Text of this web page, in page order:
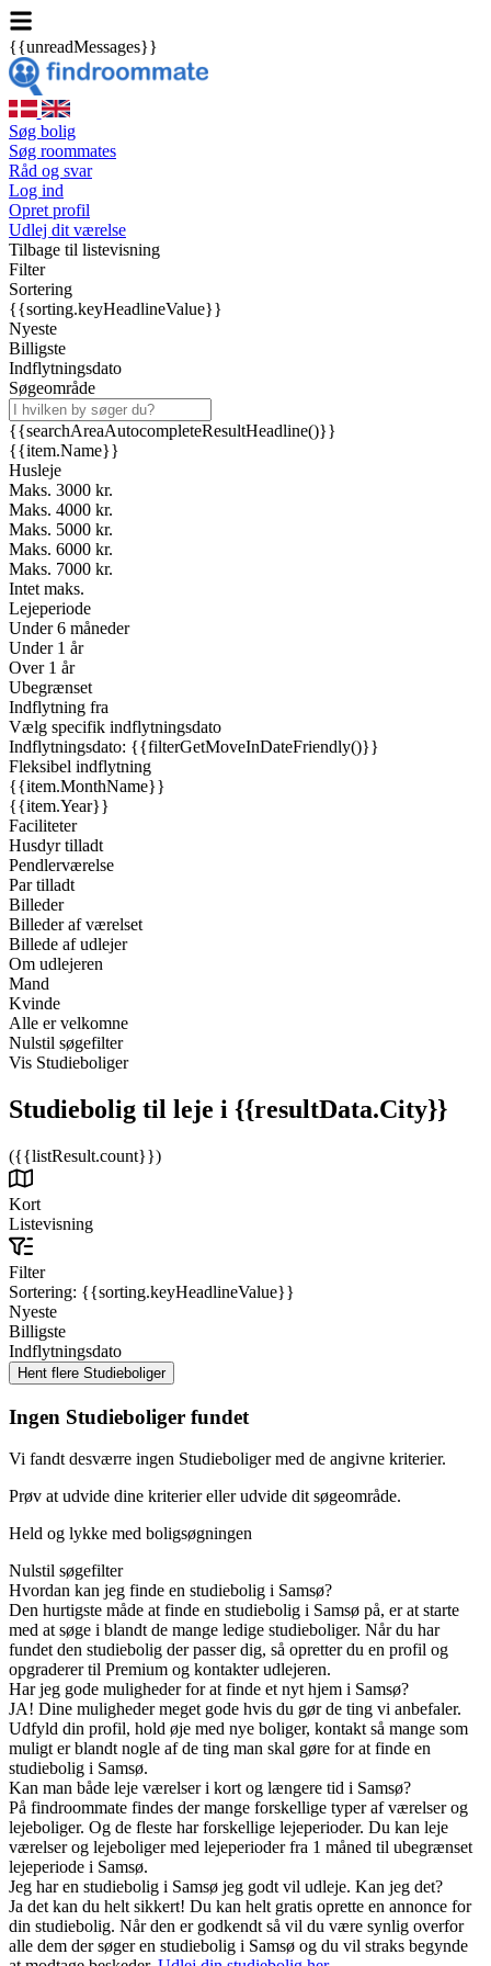
{{unreadMessages}}
Søg bolig
Søg roommates
Råd og svar
Log ind
Opret profil
Udlej dit værelse
Tilbage til listevisning
Filter
Sortering
{{sorting.keyHeadlineValue}}
Nyeste
Billigste
Indflytningsdato
Søgeområde
{{searchAreaAutocompleteResultHeadline()}}
{{item.Name}}
Husleje
Maks. 3000 kr.
Maks. 4000 kr.
Maks. 5000 kr.
Maks. 6000 kr.
Maks. 7000 kr.
Intet maks.
Lejeperiode
Under 6 måneder
Under 1 år
Over 1 år
Ubegrænset
Indflytning fra
Vælg specifik indflytningsdato
Indflytningsdato: {{filterGetMoveInDateFriendly()}}
Fleksibel indflytning
{{item.MonthName}}
{{item.Year}}
Faciliteter
Husdyr tilladt
Pendlerværelse
Par tilladt
Billeder
Billeder af værelset
Billede af udlejer
Om udlejeren
Mand
Kvinde
Alle er velkomne
Nulstil søgefilter
Vis Studieboliger
Studiebolig til leje i {{resultData.City}}
({{listResult.count}})
Kort
Listevisning
Filter
Sortering: {{sorting.keyHeadlineValue}}
Nyeste
Billigste
Indflytningsdato
Ingen Studieboliger fundet
Vi fandt desværre ingen Studieboliger med de angivne kriterier.
Prøv at udvide dine kriterier eller udvide dit søgeområde.
Held og lykke med boligsøgningen
Nulstil søgefilter
Hvordan kan jeg finde en studiebolig i Samsø?
Den hurtigste måde at finde en studiebolig i Samsø på, er at starte
med at søge i blandt de mange ledige studieboliger. Når du har
fundet den studiebolig der passer dig, så opretter du en profil og
opgraderer til Premium og kontakter udlejeren.
Har jeg gode muligheder for at finde et nyt hjem i Samsø?
JA! Dine muligheder meget gode hvis du gør de ting vi anbefaler.
Udfyld din profil, hold øje med nye boliger, kontakt så mange som
muligt er blandt nogle af de ting man skal gøre for at finde en
studiebolig i Samsø.
Kan man både leje værelser i kort og længere tid i Samsø?
På findroommate findes der mange forskellige typer af værelser og
lejeboliger. Og de fleste har forskellige lejeperioder. Du kan leje
værelser og lejeboliger med lejeperioder fra 1 måned til ubegrænset
lejeperiode i Samsø.
Jeg har en studiebolig i Samsø jeg godt vil udleje. Kan jeg det?
Ja det kan du helt sikkert! Du kan helt gratis oprette en annonce for
din studiebolig. Når den er godkendt så vil du være synlig overfor
alle dem der søger en studiebolig i Samsø og du vil straks begynde